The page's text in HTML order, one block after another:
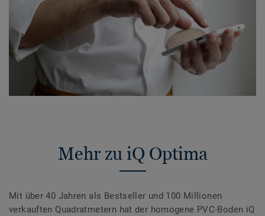
Mehr zu iQ Optima
Mit über 40 Jahren als Bestseller und 100 Millionen
verkauften Quadratmetern hat der homogene PVC-Boden iQ